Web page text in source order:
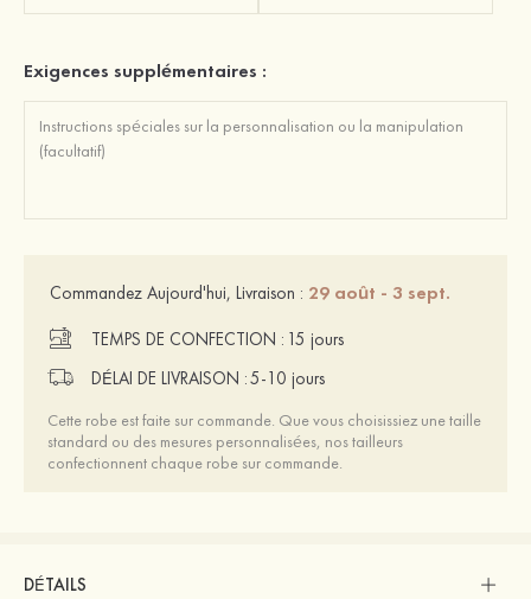
Exigences supplémentaires :
Commandez Aujourd'hui, Livraison : 29 août - 3 sept.
TEMPS DE CONFECTION : 15 jours
DÉLAI DE LIVRAISON :5-10 jours
Cette robe est faite sur commande. Que vous choisissiez une taille
standard ou des mesures personnalisées, nos tailleurs
confectionnent chaque robe sur commande.
DÉTAILS